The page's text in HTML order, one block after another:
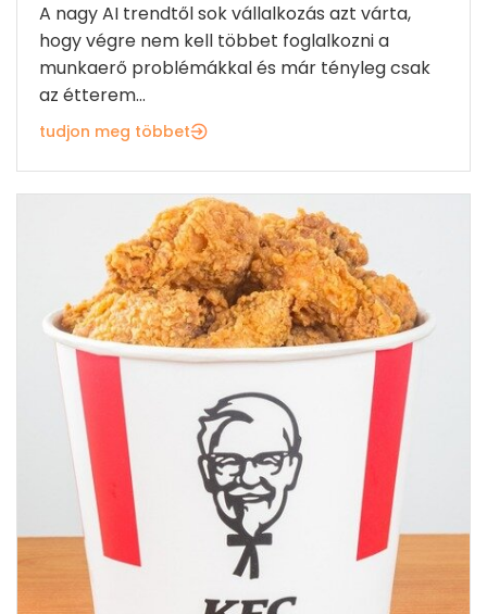
A nagy AI trendtől sok vállalkozás azt várta,
hogy végre nem kell többet foglalkozni a
munkaerő problémákkal és már tényleg csak
az étterem...
tudjon meg többet